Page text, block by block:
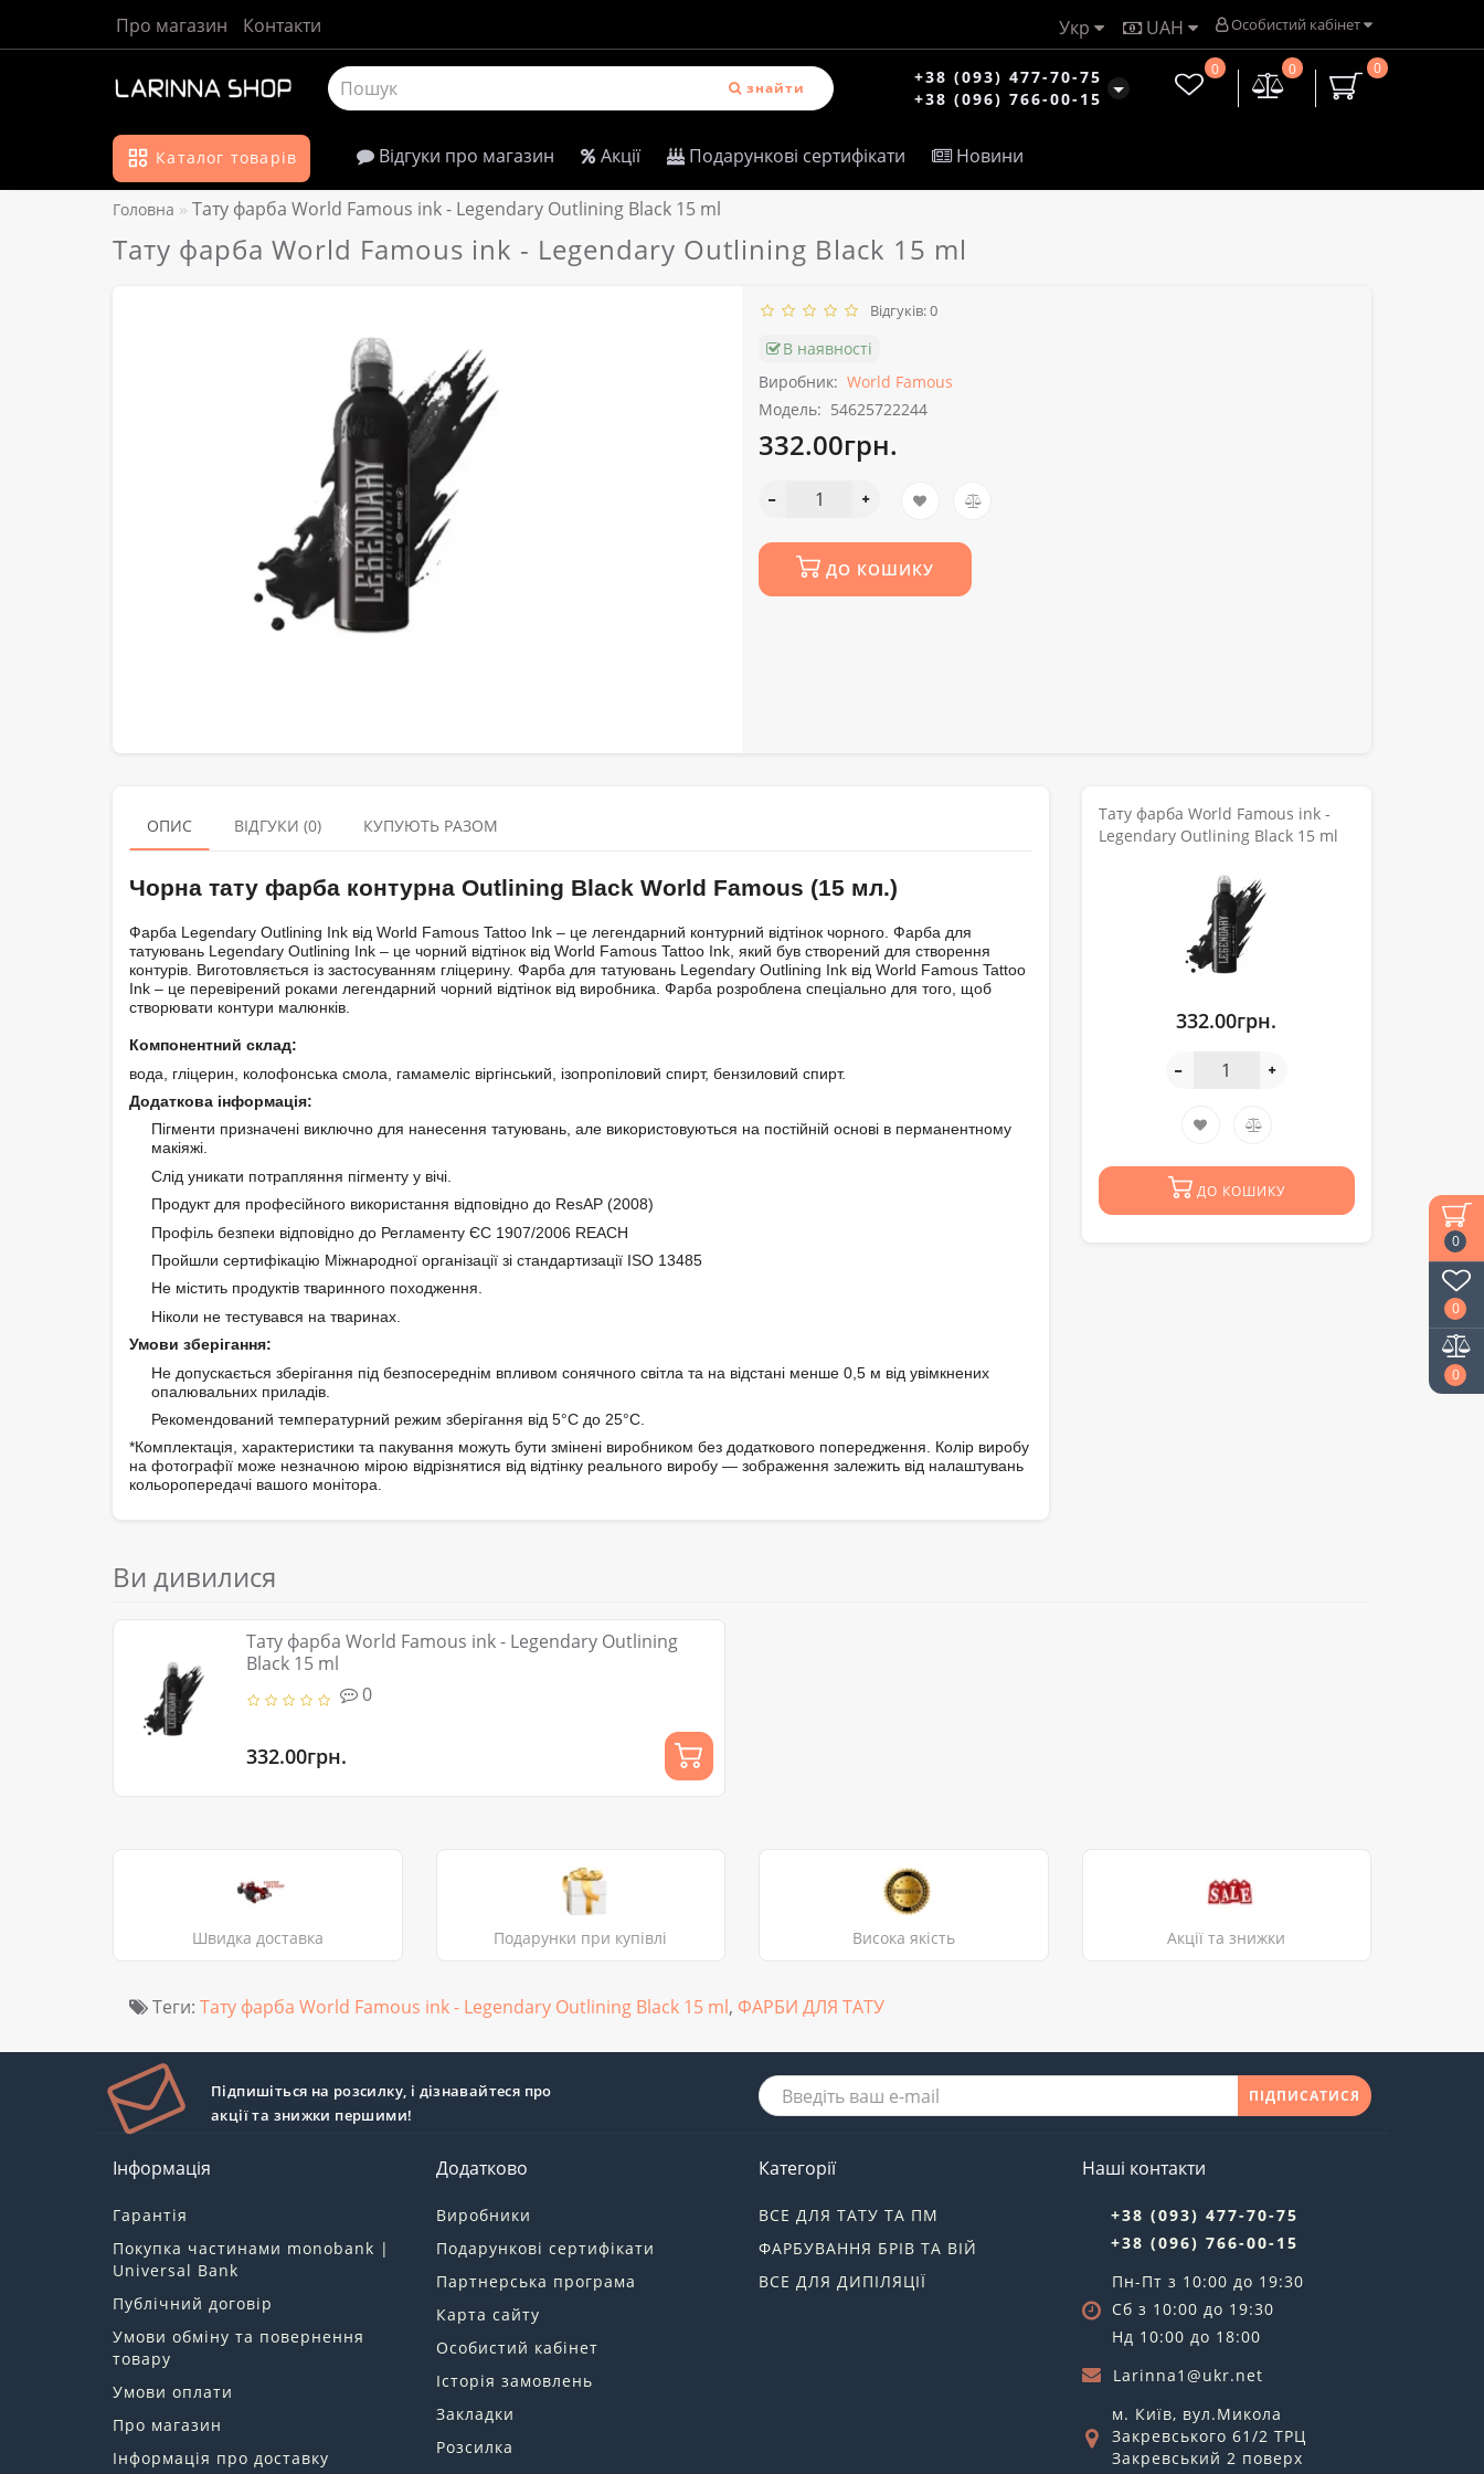
0
0
0
Особистий кабінет
UAH
Укр
Про магазин Контакти
знайти
+38 (093) 477-70-75
+38 (096) 766-00-15
0
0
0
Каталог товарів Відгуки про магазин Акції Подарункові сертифікати Новини
Головна Тату фарба World Famous ink - Legendary Outlining Black 15 ml
Тату фарба World Famous ink - Legendary Outlining Black 15 ml
Відгуків: 0
В наявності
Виробник: World Famous
Модель: 54625722244
332.00грн.
ДО КОШИКУ
ОПИС ВІДГУКИ (0) КУПУЮТЬ РАЗОМ
Чорна тату фарба контурна Outlining Black World Famous (15 мл.)
Фарба Legendary Outlining Ink від World Famous Tattoo Ink – це легендарний контурний відтінок чорного. Фарба для
татуювань Legendary Outlining Ink – це чорний відтінок від World Famous Tattoo Ink, який був створений для створення
контурів. Виготовляється із застосуванням гліцерину. Фарба для татуювань Legendary Outlining Ink від World Famous Tattoo
Ink – це перевірений роками легендарний чорний відтінок від виробника. Фарба розроблена спеціально для того, щоб
створювати контури малюнків.
Компонентний склад:
вода, гліцерин, колофонська смола, гамамеліс віргінський, ізопропіловий спирт, бензиловий спирт.
Додаткова інформація:
Пігменти призначені виключно для нанесення татуювань, але використовуються на постійній основі в перманентному
макіяжі.
Слід уникати потрапляння пігменту у вічі.
Продукт для професійного використання відповідно до ResAP (2008)
Профіль безпеки відповідно до Регламенту ЄС 1907/2006 REACH
Пройшли сертифікацію Міжнародної організації зі стандартизації ISO 13485
Не містить продуктів тваринного походження.
Ніколи не тестувався на тваринах.
Умови зберігання:
Не допускається зберігання під безпосереднім впливом сонячного світла та на відстані менше 0,5 м від увімкнених
опалювальних приладів.
Рекомендований температурний режим зберігання від 5°С до 25°С.
*Комплектація, характеристики та пакування можуть бути змінені виробником без додаткового попередження. Колір виробу
на фотографії може незначною мірою відрізнятися від відтінку реального виробу — зображення залежить від налаштувань
кольоропередачі вашого монітора.
Тату фарба World Famous ink -
Legendary Outlining Black 15 ml
332.00грн.
ДО КОШИКУ
Ви дивилися
Тату фарба World Famous ink - Legendary Outlining
Black 15 ml
0
332.00грн.
Швидка доставка Подарунки при купівлі Висока якість Акції та знижки
Теги: Тату фарба World Famous ink - Legendary Outlining Black 15 ml, ФАРБИ ДЛЯ ТАТУ
Підпишіться на розсилку, і дізнавайтеся про
акції та знижки першими!
ПІДПИСАТИСЯ
Інформація
Гарантія
Покупка частинами monobank |
Universal Bank
Публічний договір
Умови обміну та повернення
товару
Умови оплати
Про магазин
Інформація про доставку
Додатково
Виробники
Подарункові сертифікати
Партнерська програма
Карта сайту
Особистий кабінет
Історія замовлень
Закладки
Розсилка
Категорії
ВСЕ ДЛЯ ТАТУ ТА ПМ
ФАРБУВАННЯ БРІВ ТА ВІЙ
ВСЕ ДЛЯ ДИПІЛЯЦІЇ
Наші контакти
+38 (093) 477-70-75
+38 (096) 766-00-15
Пн-Пт з 10:00 до 19:30
Сб з 10:00 до 19:30
Нд 10:00 до 18:00
Larinna1@ukr.net
м. Київ, вул.Микола
Закревського 61/2 ТРЦ
Закревський 2 поверх